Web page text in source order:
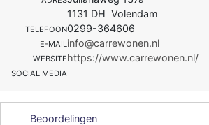
1131 DH Volendam
TELEFOON0299-364606
E-MAILinfo@carrewonen.nl
WEBSITEhttps://www.carrewonen.nl/
SOCIAL MEDIA
Beoordelingen